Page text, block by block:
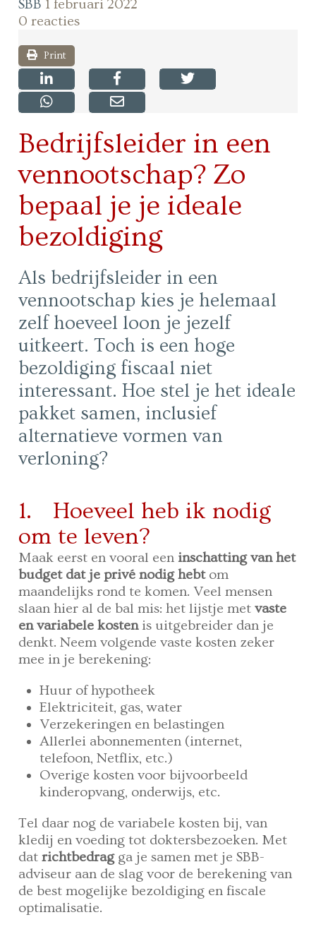
SBB 1 februari 2022
0 reacties
Print
Bedrijfsleider in een
vennootschap? Zo
bepaal je je ideale
bezoldiging
Als bedrijfsleider in een
vennootschap kies je helemaal
zelf hoeveel loon je jezelf
uitkeert. Toch is een hoge
bezoldiging fiscaal niet
interessant. Hoe stel je het ideale
pakket samen, inclusief
alternatieve vormen van
verloning?
1. Hoeveel heb ik nodig
om te leven?
Maak eerst en vooral eeninschatting van het
budget dat je privé nodig hebtom
maandelijks rond te komen. Veel mensen
slaan hier al de bal mis: het lijstje metvaste
en variabele kostenis uitgebreider dan je
denkt. Neem volgende vaste kosten zeker
mee in je berekening:
Huur of hypotheek
Elektriciteit, gas, water
Verzekeringen en belastingen
Allerlei abonnementen (internet,
telefoon, Netflix, etc.)
Overige kosten voor bijvoorbeeld
kinderopvang, onderwijs, etc.
Tel daar nog de variabele kosten bij, van
kledij en voeding tot doktersbezoeken. Met
datrichtbedrag ga je samen met je SBB-
adviseur aan de slag voor de berekening van
de best mogelijke bezoldiging en fiscale
optimalisatie.